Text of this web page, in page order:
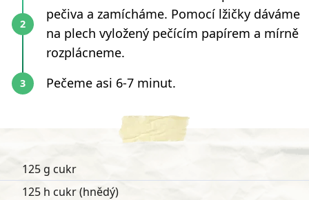
pečiva a zamícháme. Pomocí lžičky dáváme
na plech vyložený pečícím papírem a mírně
rozplácneme.
Pečeme asi 6-7 minut.
125 g cukr
125 h cukr (hnědý)